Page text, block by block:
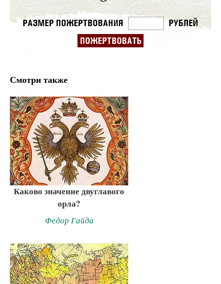
Смотри также
Каково значение двуглавого
орла?
Федор Гайда